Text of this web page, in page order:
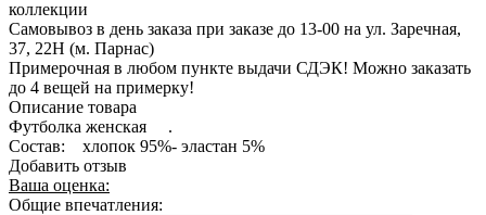
коллекции
Самовывоз в день заказа при заказе до 13-00 на ул. Заречная,
37, 22Н (м. Парнас)
Примерочная в любом пункте выдачи СДЭК! Можно заказать
до 4 вещей на примерку!
Описание товара
Футболка женская .
Состав: хлопок 95%- эластан 5%
Добавить отзыв
Ваша оценка:
Общие впечатления: